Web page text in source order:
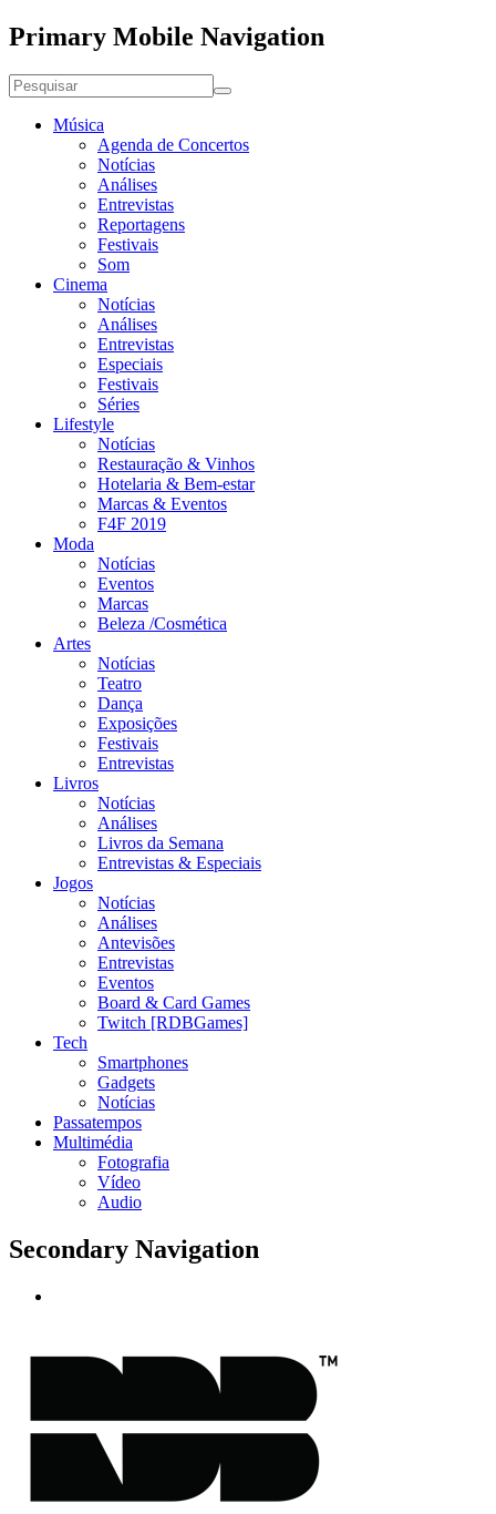
Primary Mobile Navigation
Música
Agenda de Concertos
Notícias
Análises
Entrevistas
Reportagens
Festivais
Som
Cinema
Notícias
Análises
Entrevistas
Especiais
Festivais
Séries
Lifestyle
Notícias
Restauração & Vinhos
Hotelaria & Bem-estar
Marcas & Eventos
F4F 2019
Moda
Notícias
Eventos
Marcas
Beleza /Cosmética
Artes
Notícias
Teatro
Dança
Exposições
Festivais
Entrevistas
Livros
Notícias
Análises
Livros da Semana
Entrevistas & Especiais
Jogos
Notícias
Análises
Antevisões
Entrevistas
Eventos
Board & Card Games
Twitch [RDBGames]
Tech
Smartphones
Gadgets
Notícias
Passatempos
Multimédia
Fotografia
Vídeo
Audio
Secondary Navigation